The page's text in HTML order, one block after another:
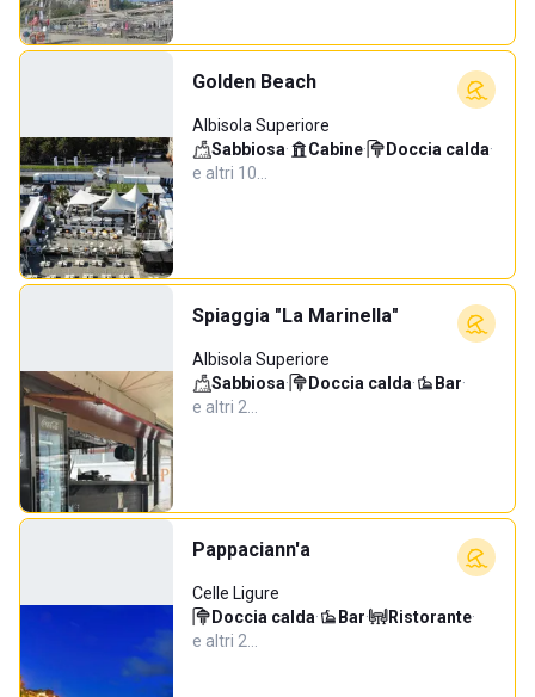
Golden Beach
Albisola Superiore
Sabbiosa· Cabine· Doccia calda·
e altri 10…
Spiaggia "La Marinella"
Albisola Superiore
Sabbiosa· Doccia calda· Bar·
e altri 2…
Pappaciann'a
Celle Ligure
Doccia calda· Bar· Ristorante·
e altri 2…